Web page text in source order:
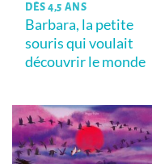
DÈS 4,5 ANS
Barbara, la petite
souris qui voulait
découvrir le monde